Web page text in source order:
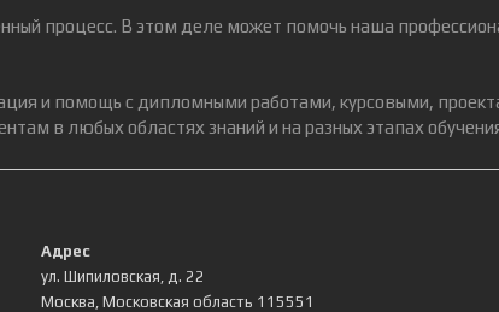
процесс. В этом деле может помочь наша
и помощь с дипломными работами, курсовыми,
в любых областях знаний и на разных этапах
Адрес
ул. Шипиловская, д. 22
Москва, Московская область 115551